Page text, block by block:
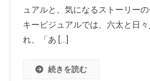
ュアルと、気になるストーリー
キービジュアルでは、六太と日
れ、「あ […]
続きを読む